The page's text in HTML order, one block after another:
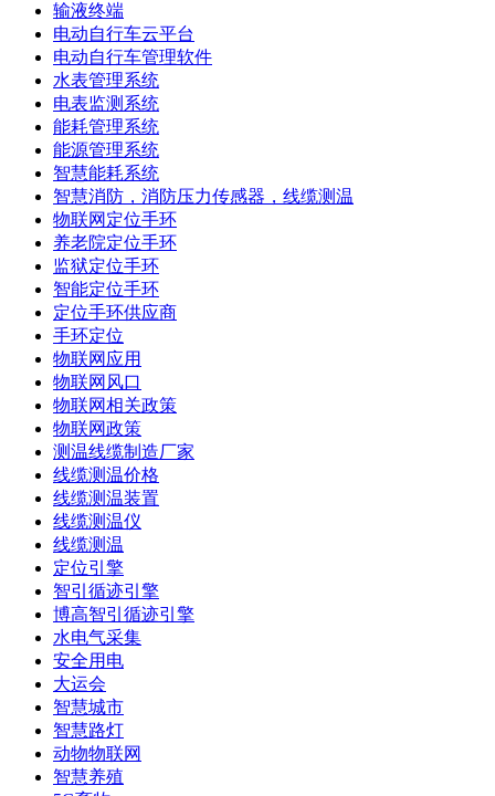
输液终端
电动自行车云平台
电动自行车管理软件
水表管理系统
电表监测系统
能耗管理系统
能源管理系统
智慧能耗系统
智慧消防，消防压力传感器，线缆测温
物联网定位手环
养老院定位手环
监狱定位手环
智能定位手环
定位手环供应商
手环定位
物联网应用
物联网风口
物联网相关政策
物联网政策
测温线缆制造厂家
线缆测温价格
线缆测温装置
线缆测温仪
线缆测温
定位引擎
智引循迹引擎
博高智引循迹引擎
水电气采集
安全用电
大运会
智慧城市
智慧路灯
动物物联网
智慧养殖